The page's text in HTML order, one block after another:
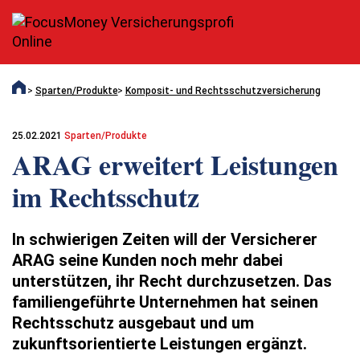
Sparten/Produkte Komposit- und Rechtsschutzversicherung
25.02.2021 Sparten/Produkte
ARAG erweitert Leistungen
im Rechtsschutz
In schwierigen Zeiten will der Versicherer
ARAG seine Kunden noch mehr dabei
unterstützen, ihr Recht durchzusetzen. Das
familiengeführte Unternehmen hat seinen
Rechtsschutz ausgebaut und um
zukunftsorientierte Leistungen ergänzt.